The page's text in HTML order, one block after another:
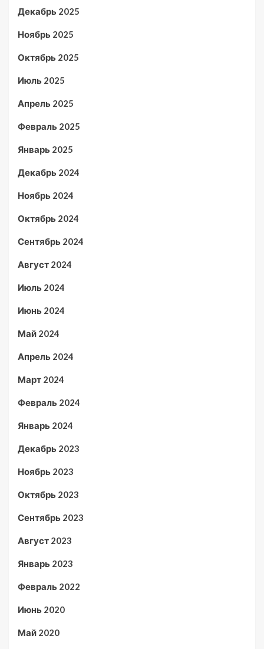
Декабрь 2025
Ноябрь 2025
Октябрь 2025
Июль 2025
Апрель 2025
Февраль 2025
Январь 2025
Декабрь 2024
Ноябрь 2024
Октябрь 2024
Сентябрь 2024
Август 2024
Июль 2024
Июнь 2024
Май 2024
Апрель 2024
Март 2024
Февраль 2024
Январь 2024
Декабрь 2023
Ноябрь 2023
Октябрь 2023
Сентябрь 2023
Август 2023
Январь 2023
Февраль 2022
Июнь 2020
Май 2020